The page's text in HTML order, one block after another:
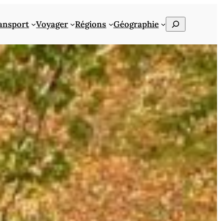
Voyager Régions Géographie Rechercher